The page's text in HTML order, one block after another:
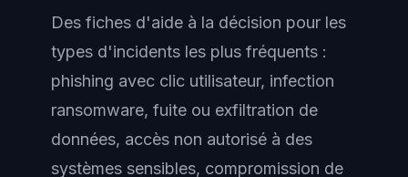
Des fiches d'aide à la décision pour les
types d'incidents les plus fréquents :
phishing avec clic utilisateur, infection
ransomware, fuite ou exfiltration de
données, accès non autorisé à des
systèmes sensibles, compromission de